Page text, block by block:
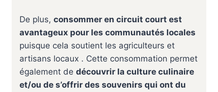
De plus, consommer en circuit court est
avantageux pour les communautés locales
puisque cela soutient les agriculteurs et
artisans locaux . Cette consommation permet
également de découvrir la culture culinaire
et/ou de s’offrir des souvenirs qui ont du